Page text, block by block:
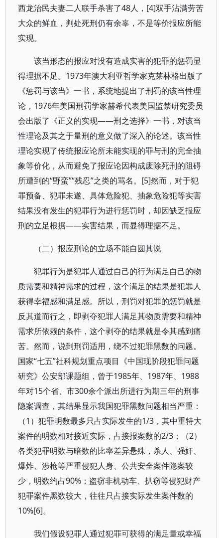
西龙治民夫妻二人联手杀害了48人，[4]双手沾满劳苦
大众的鲜血，判处死刑仍有余辜，不是等价报应所能
实现。
该当形态的报应对没有造成实害的犯罪的惩罚显
得理据不足。1973年澳大利亚哲学家克莱林格出版了
《惩罚与该当》一书，系统地提出了刑罚的该当性理
论，1976年美国刑罚学家赫希代表美国监禁研究委员
会出版了《正义的实现——刑之选择》一书，对该当
性理论及其之于量刑的意义做了深入的论述。该当性
理论实现了传统报应论所未能实现的罪与刑的完全抽
象等价化，从而避免了报应论因构成废除死刑的阻碍
所遭到的“野蛮”“残忍”之类的骂名。[5]然而，对于犯
罪预备、犯罪未遂、具体危险犯、抽象危险犯等实害
结果没有发生的犯罪行为进行惩罚时，却因缺乏报应
刑的立足根据——实害结果，而显得理据不足。
（二）报应刑论的立场不能自圆其说
犯罪行为是犯罪人通过自己的行为满足自己的物
质需要和精神需求的过程，这个满足的结果是犯罪人
获得幸福感和满足感。所以，刑罚对犯罪的惩罚就是
反其道而行之，即剥夺犯罪人满足其物质需要和精神
需求所依赖的条件，这个剥夺的结果就是令其感到痛
苦。然而，说到刑罚适用，绕不过犯罪黑数的问题。
国家“七五”社科规划重点项目《中国现阶段犯罪问题
研究》公安部课题组，曾于1985年、1987年、1988
年对15个省、市300余个派出所进行为期三年的刑事
隐案调查，其结果显示我国犯罪黑数问题相当严重：
（1）犯罪明数最多只占实际发生的1/3，其中重特大
案件的明数相对接近实际，占接报案数的2/3；（2）
各类犯罪明数与暗数的比率差异悬殊，杀人、强奸、
爆炸、涉枪等严重侵犯人身、公共安全案件隐案较
少，明数约占90%；盗窃非机动车、扒窃等侵犯财产
犯罪案件黑数较大，往往只占接实际发生案件数的
10%[6]。
我们假设犯罪人通过犯罪可获得的满足量或幸福